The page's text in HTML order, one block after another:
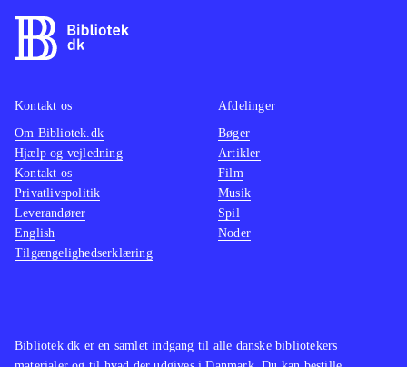
Bibliotek.dk er en samlet indgang til alle danske bibliotekers
Kontakt os
Om Bibliotek.dk
Hjælp og vejledning
Kontakt os
Privatlivspolitik
Leverandører
English
Tilgængelighedserklæring
Afdelinger
Bøger
Artikler
Film
Musik
Spil
Noder